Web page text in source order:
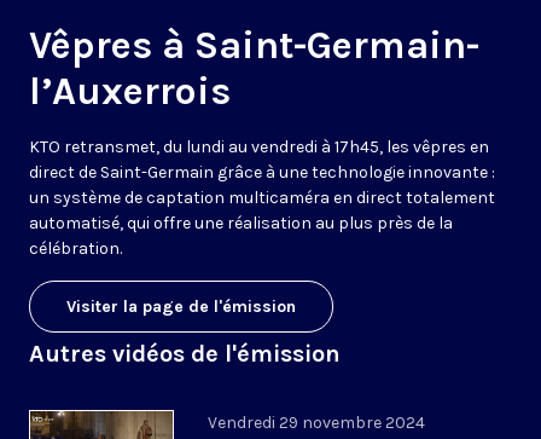
Vêpres à Saint-Germain-
l’Auxerrois
KTO retransmet, du lundi au vendredi à 17h45, les vêpres en
direct de Saint-Germain grâce à une technologie innovante :
un système de captation multicaméra en direct totalement
automatisé, qui offre une réalisation au plus près de la
célébration.
Visiter la page de l'émission
Autres vidéos de l'émission
Vendredi 29 novembre 2024